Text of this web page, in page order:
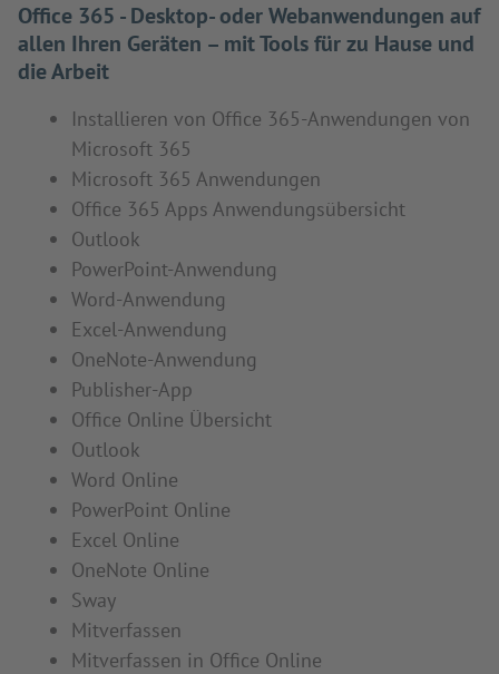
Office 365 - Desktop- oder Webanwendungen auf
allen Ihren Geräten – mit Tools für zu Hause und
die Arbeit
Installieren von Office 365-Anwendungen von
Microsoft 365
Microsoft 365 Anwendungen
Office 365 Apps Anwendungsübersicht
Outlook
PowerPoint-Anwendung
Word-Anwendung
Excel-Anwendung
OneNote-Anwendung
Publisher-App
Office Online Übersicht
Outlook
Word Online
PowerPoint Online
Excel Online
OneNote Online
Sway
Mitverfassen
Mitverfassen in Office Online